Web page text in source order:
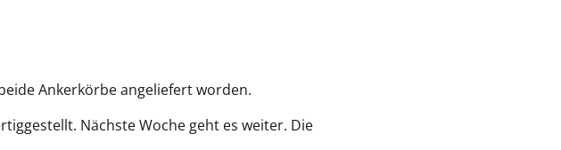
Ankerkörbe angeliefert worden.
Nächste Woche geht es weiter. Die